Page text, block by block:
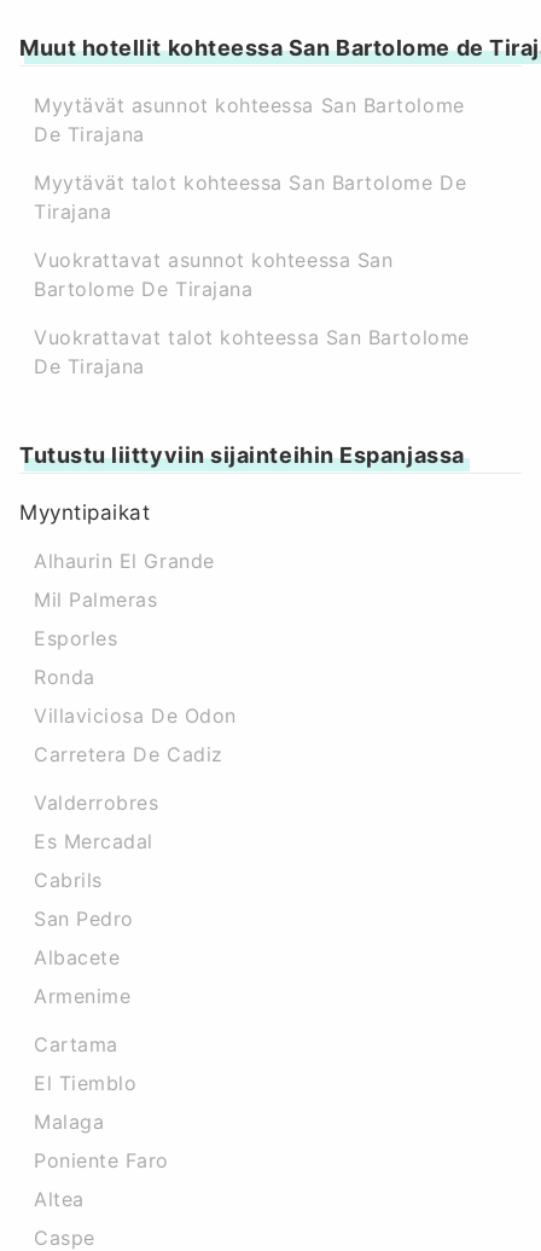
Muut hotellit kohteessa San Bartolome de
Myytävät asunnot kohteessa San Bartolome
De Tirajana
Myytävät talot kohteessa San Bartolome De
Tirajana
Vuokrattavat asunnot kohteessa San
Bartolome De Tirajana
Vuokrattavat talot kohteessa San Bartolome
De Tirajana
Tutustu liittyviin sijainteihin Espanjassa
Myyntipaikat
Alhaurin El Grande
Mil Palmeras
Esporles
Ronda
Villaviciosa De Odon
Carretera De Cadiz
Valderrobres
Es Mercadal
Cabrils
San Pedro
Albacete
Armenime
Cartama
El Tiemblo
Malaga
Poniente Faro
Altea
Caspe